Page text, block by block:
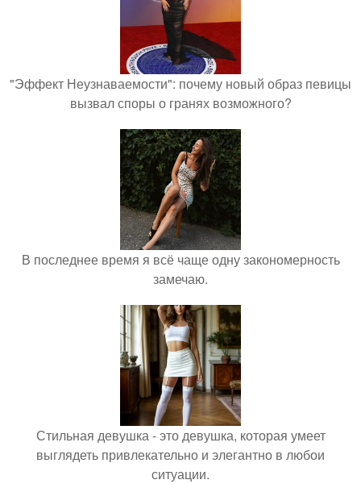
"Эффект Неузнаваемости": почему новый образ певицы
вызвал споры о гранях возможного?
В последнее время я всё чаще одну закономерность
замечаю.
Стильная девушка - это девушка, которая умеет
выглядеть привлекательно и элегантно в любои
ситуации.